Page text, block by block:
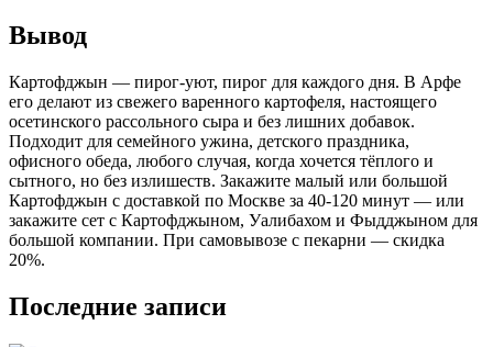
Вывод
Картофджын — пирог-уют, пирог для каждого дня. В Арфе
его делают из свежего варенного картофеля, настоящего
осетинского рассольного сыра и без лишних добавок.
Подходит для семейного ужина, детского праздника,
офисного обеда, любого случая, когда хочется тёплого и
сытного, но без излишеств. Закажите малый или большой
Картофджын с доставкой по Москве за 40-120 минут — или
закажите сет с Картофджыном, Уалибахом и Фыдджыном для
большой компании. При самовывозе с пекарни — скидка
20%.
Последние записи